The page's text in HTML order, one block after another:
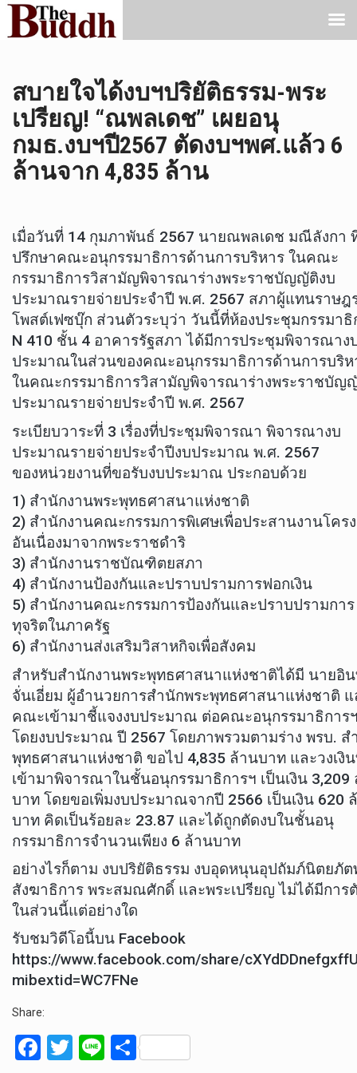
สบายใจได้งบฯปริยัติธรรม-พระ
เปรียญ! “ณพลเดช” เผยอนุ
กมธ.งบฯปี2567 ตัดงบฯพศ.แล้ว 6
ล้านจาก 4,835 ล้าน
เมื่อวันที่ 14 กุมภาพันธ์ 2567 นายณพลเดช มณีลังกา
ปรึกษาคณะอนุกรรมาธิการด้านการบริหาร ในคณะ
กรรมาธิการวิสามัญพิจารณาร่างพระราชบัญญัติงบ
ประมาณรายจ่ายประจำปี พ.ศ. 2567 สภาผู้แทนราษฎ
โพสต์เฟซบุ๊ก ส่วนตัวระบุว่า วันนี้ที่ห้องประชุมกรรมาธิ
N 410 ชั้น 4 อาคารรัฐสภา ได้มีการประชุมพิจารณาง
ประมาณในส่วนของคณะอนุกรรมาธิการด้านการบริห
ในคณะกรรมาธิการวิสามัญพิจารณาร่างพระราชบัญ
ประมาณรายจ่ายประจำปี พ.ศ. 2567
ระเบียบวาระที่ 3 เรื่องที่ประชุมพิจารณา พิจารณางบ
ประมาณรายจ่ายประจำปีงบประมาณ พ.ศ. 2567
ของหน่วยงานที่ขอรับงบประมาณ ประกอบด้วย
1) สำนักงานพระพุทธศาสนาแห่งชาติ
2) สำนักงานคณะกรรมการพิเศษเพื่อประสานงานโคร
อันเนื่องมาจากพระราชดำริ
3) สำนักงานราชบัณฑิตยสภา
4) สำนักงานป้องกันและปราบปรามการฟอกเงิน
5) สำนักงานคณะกรรมการป้องกันและปราบปรามการ
ทุจริตในภาครัฐ
6) สำนักงานส่งเสริมวิสาหกิจเพื่อสังคม
สำหรับสำนักงานพระพุทธศาสนาแห่งชาติได้มี นายอิ
จั่นเอี่ยม ผู้อำนวยการสำนักพระพุทธศาสนาแห่งชาติ แ
คณะเข้ามาชี้แจงงบประมาณ ต่อคณะอนุกรรมาธิการ
โดยงบประมาณ ปี 2567 โดยภาพรวมตามร่าง พรบ. ส
พุทธศาสนาแห่งชาติ ขอไป 4,835 ล้านบาท และวงเงิ
เข้ามาพิจารณาในชั้นอนุกรรมาธิการฯ เป็นเงิน 3,209
บาท โดยขอเพิ่มงบประมาณจากปี 2566 เป็นเงิน 620
บาท คิดเป็นร้อยละ 23.87 และได้ถูกตัดงบในชั้นอนุ
กรรมาธิการจำนวนเพียง 6 ล้านบาท
อย่างไรก็ตาม งบปริยัติธรรม งบอุดหนุนอุปถัมภ์นิตยภัต
สังฆาธิการ พระสมณศักดิ์ และพระเปรียญ ไม่ได้มีการ
ในส่วนนี้แต่อย่างใด
รับชมวิดีโอนี้บน Facebook
https://www.facebook.com/share/
mibextid=WC7FNe
Share:
F
T
Li S